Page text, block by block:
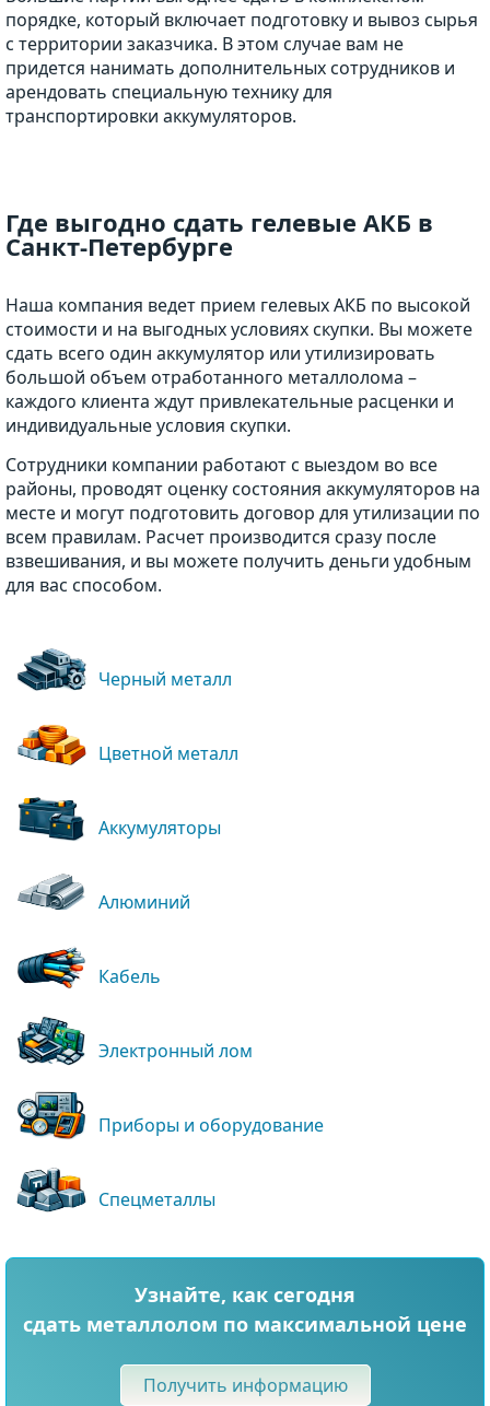
порядке, который включает подготовку и вывоз сырья
с территории заказчика. В этом случае вам не
придется нанимать дополнительных сотрудников и
арендовать специальную технику для
транспортировки аккумуляторов.
Где выгодно сдать гелевые АКБ в
Санкт-Петербурге
Наша компания ведет прием гелевых АКБ по высокой
стоимости и на выгодных условиях скупки. Вы можете
сдать всего один аккумулятор или утилизировать
большой объем отработанного металлолома –
каждого клиента ждут привлекательные расценки и
индивидуальные условия скупки.
Сотрудники компании работают с выездом во все
районы, проводят оценку состояния аккумуляторов на
месте и могут подготовить договор для утилизации по
всем правилам. Расчет производится сразу после
взвешивания, и вы можете получить деньги удобным
для вас способом.
Черный металл
Цветной металл
Аккумуляторы
Алюминий
Кабель
Электронный лом
Приборы и оборудование
Спецметаллы
Узнайте, как сегодня
сдать металлолом по максимальной цене
Получить информацию